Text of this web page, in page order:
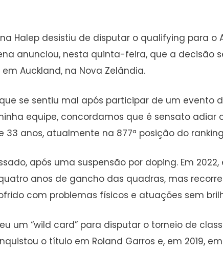
Halep desistiu de disputar o qualifying para
anunciou, nesta quinta-feira, que a decisão
Auckland, na Nova Zelândia.
se sentiu mal após participar de um evento
equipe, concordamos que é sensato adiar
anos, atualmente na 877ª posição do
após uma suspensão por doping. Em
anos de gancho das quadras, mas
com problemas físicos e atuações sem
um “wild card” para disputar o torneio de
o título em Roland Garros e, em 2019,